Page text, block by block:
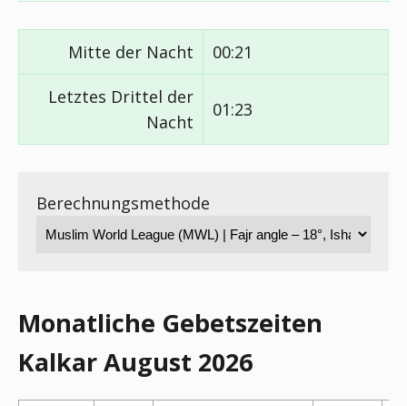
Mitte der Nacht 00:21
Letztes Drittel der
Nacht
01:23
Berechnungsmethode
Monatliche Gebetszeiten
Kalkar August 2026